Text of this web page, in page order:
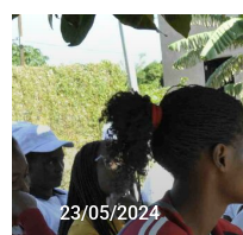
23/05/2024